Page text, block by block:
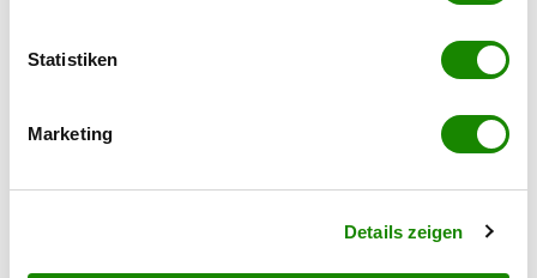
können
bestimmten Merkmalen (Fingerprinting) identifizieren
Erfahren Sie mehr darüber, wie Ihre persönlichen Daten
Statistiken
Marketing
Details zeigen
Bus